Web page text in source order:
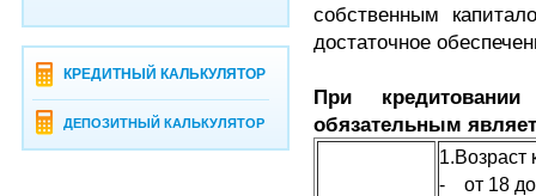
КРЕДИТНЫЙ КАЛЬКУЛЯТОР
ДЕПОЗИТНЫЙ КАЛЬКУЛЯТОР
собственным
достаточное
При
обязательным
- от 18